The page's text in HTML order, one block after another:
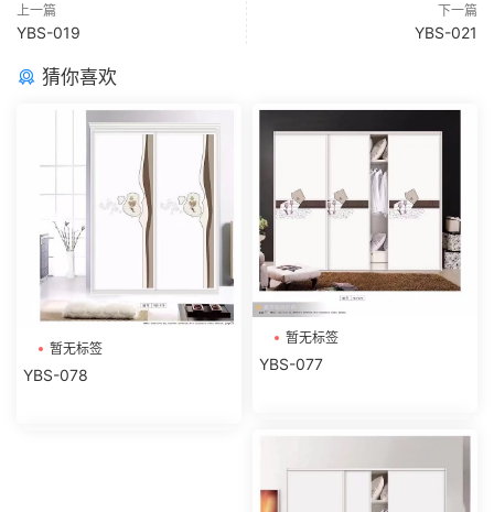
上一篇
YBS-019
下一篇
YBS-021
猜你喜欢
暂无标签
YBS-078
暂无标签
YBS-077